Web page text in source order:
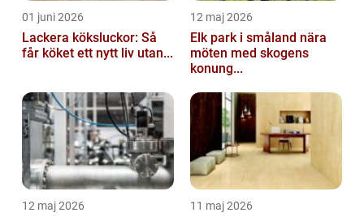
01 juni 2026
Lackera köksluckor: Så
får köket ett nytt liv utan...
12 maj 2026
Elk park i småland nära
möten med skogens
konung...
12 maj 2026 11 maj 2026